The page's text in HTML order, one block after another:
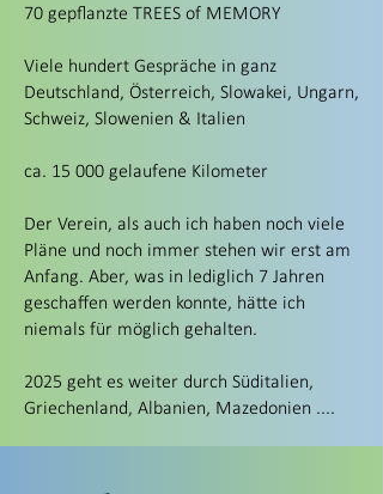
70 gepflanzte TREES of MEMORY
Viele hundert Gespräche in ganz
Deutschland, Österreich, Slowakei, Ungarn,
Schweiz, Slowenien & Italien
ca. 15 000 gelaufene Kilometer
Der Verein, als auch ich haben noch viele
Pläne und noch immer stehen wir erst am
Anfang. Aber, was in lediglich 7 Jahren
geschaffen werden konnte, hätte ich
niemals für möglich gehalten.
2025 geht es weiter durch Süditalien,
Griechenland, Albanien, Mazedonien ....